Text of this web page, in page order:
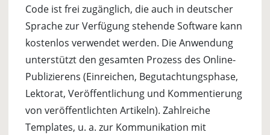
Code ist frei zugänglich, die auch in deutscher
Sprache zur Verfügung stehende Software kann
kostenlos verwendet werden. Die Anwendung
unterstützt den gesamten Prozess des Online-
Publizierens (Einreichen, Begutachtungsphase,
Lektorat, Veröffentlichung und Kommentierung
von veröffentlichten Artikeln). Zahlreiche
Templates, u. a. zur Kommunikation mit